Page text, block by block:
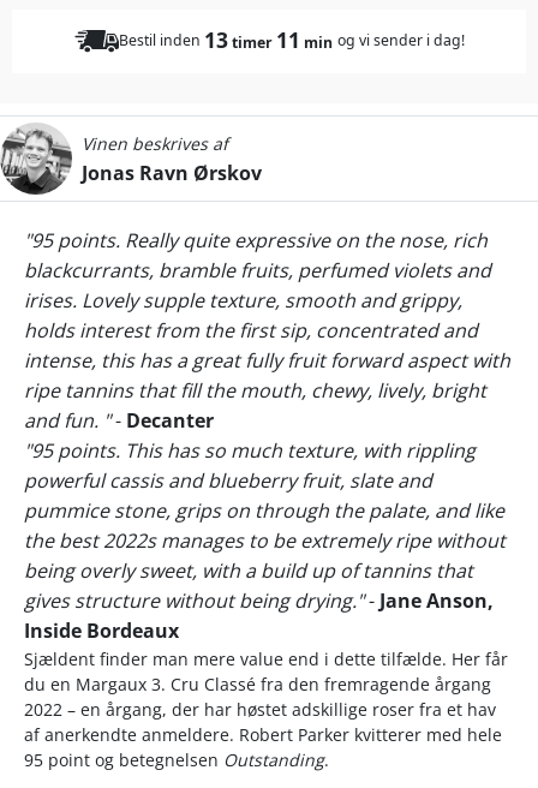
Bestil inden 13timer 11 min og vi sender i dag!
Vinen beskrives af
Jonas Ravn Ørskov
"95 points. Really quite expressive on the nose, rich
blackcurrants, bramble fruits, perfumed violets and
irises. Lovely supple texture, smooth and grippy,
holds interest from the first sip, concentrated and
intense, this has a great fully fruit forward aspect with
ripe tannins that fill the mouth, chewy, lively, bright
and fun. "- Decanter
"95 points. This has so much texture, with rippling
powerful cassis and blueberry fruit, slate and
pummice stone, grips on through the palate, and like
the best 2022s manages to be extremely ripe without
being overly sweet, with a build up of tannins that
gives structure without being drying."- Jane Anson,
Inside Bordeaux
Sjældent finder man mere value end i dette tilfælde. Her får
du en Margaux 3. Cru Classé fra den fremragende årgang
2022 – en årgang, der har høstet adskillige roser fra et hav
af anerkendte anmeldere. Robert Parker kvitterer med hele
95 point og betegnelsen Outstanding.